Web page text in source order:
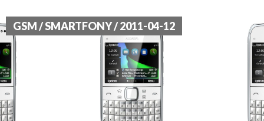
GSM / SMARTFONY / 2011-04-12